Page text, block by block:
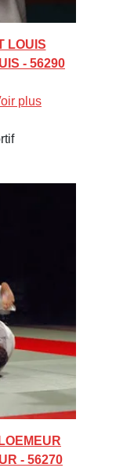
LOUIS
- 56290
plus
- 56270